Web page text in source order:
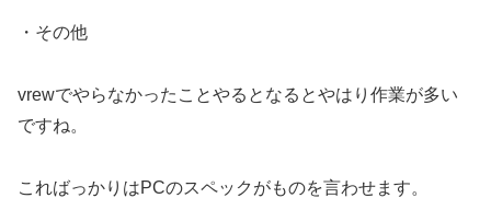
・その他
vrewでやらなかったことやるとなるとやはり作業が多い
ですね。
こればっかりはPCのスペックがものを言わせます。